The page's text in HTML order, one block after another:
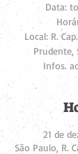
Data:
Local: R.
Prudente,
Infos.
21 de
São Paulo, R.